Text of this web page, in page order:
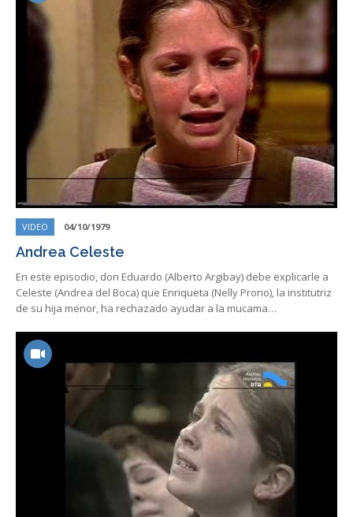
VIDEO 04/10/1979
Andrea Celeste
En este episodio, don Eduardo (Alberto Argibay) debe explicarle a
Celeste (Andrea del Boca) que Enriqueta (Nelly Prono), la institutriz
de su hija menor, ha rechazado ayudar a la mucama…